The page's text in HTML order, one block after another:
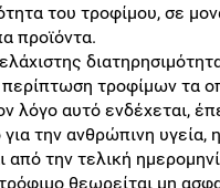
του τροφίμου, σε
προϊόντα.
τροφίμων τα
λόγο αυτό ενδέχεται,
την ανθρώπινη υγεία,
από την τελική
θεωρείται μη